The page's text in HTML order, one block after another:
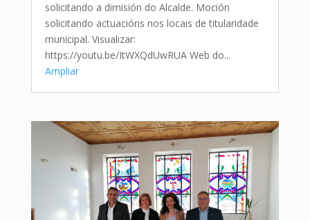
solicitando a dimisión do Alcalde. Moción
solicitando actuacións nos locais de titularidade
municipal. Visualizar:
https://youtu.be/ItWXQdUwRUA Web do...
Ampliar